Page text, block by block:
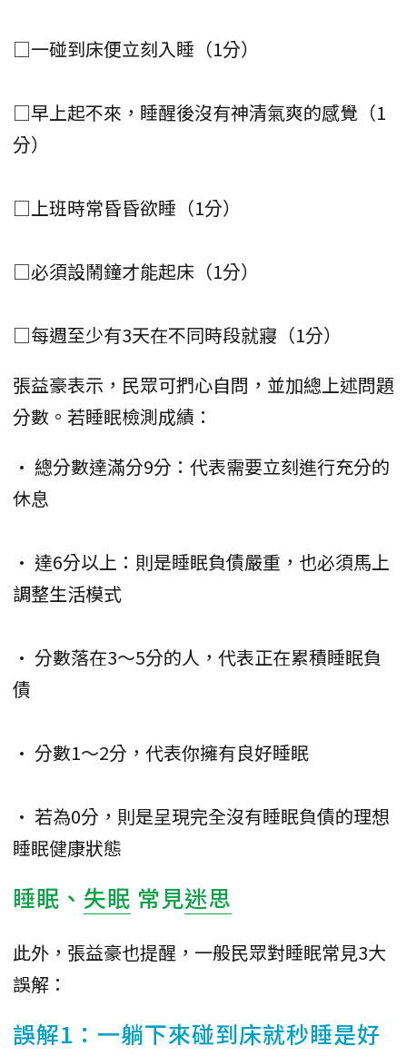
□一碰到床便立刻入睡（1分）
□早上起不來，睡醒後沒有神清氣爽的感覺（1
分）
□上班時常昏昏欲睡（1分）
□必須設鬧鐘才能起床（1分）
□每週至少有3天在不同時段就寢（1分）
張益豪表示，民眾可捫心自問，並加總上述問題
分數。若睡眠檢測成績：
• 總分數達滿分9分：代表需要立刻進行充分的
休息
• 達6分以上：則是睡眠負債嚴重，也必須馬上
調整生活模式
• 分數落在3～5分的人，代表正在累積睡眠負
債
• 分數1～2分，代表你擁有良好睡眠
• 若為0分，則是呈現完全沒有睡眠負債的理想
睡眠健康狀態
睡眠、 失眠 常見迷思
此外，張益豪也提醒，一般民眾對睡眠常見3大
誤解：
誤解1：一躺下來碰到床就秒睡是好